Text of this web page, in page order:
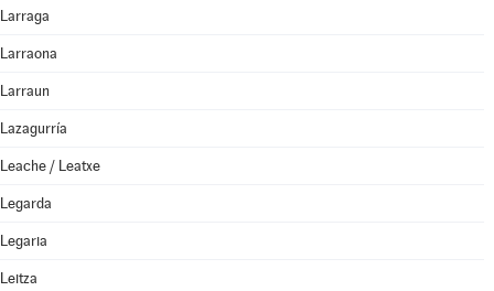
Larraga
Larraona
Larraun
Lazagurría
Leache / Leatxe
Legarda
Legaria
Leitza